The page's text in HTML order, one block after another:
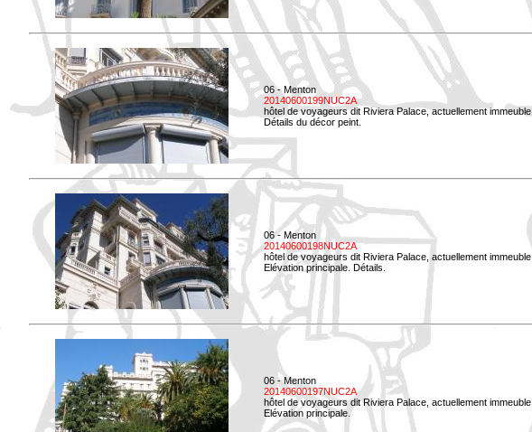
06 - Menton
20140600199NUC2A
hôtel de voyageurs dit Riviera Palace, actuellement immeuble
Détails du décor peint.
06 - Menton
20140600198NUC2A
hôtel de voyageurs dit Riviera Palace, actuellement immeuble
Elévation principale. Détails.
06 - Menton
20140600197NUC2A
hôtel de voyageurs dit Riviera Palace, actuellement immeuble
Elévation principale.